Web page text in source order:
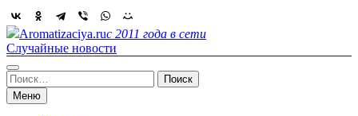
Skip
to
content
Aromatizaciya.ruс 2011 года в сети
Случайные новости
Найти:
Меню